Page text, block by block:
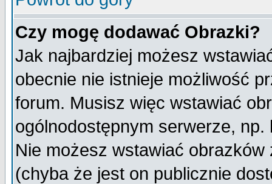
Czy mogę dodawać Obrazki?
Jak najbardziej możesz
obecnie nie istnieje możliwość
forum. Musisz więc wstawiać
ogólnodostępnym serwerze,
Nie możesz wstawiać
(chyba że jest on publicznie